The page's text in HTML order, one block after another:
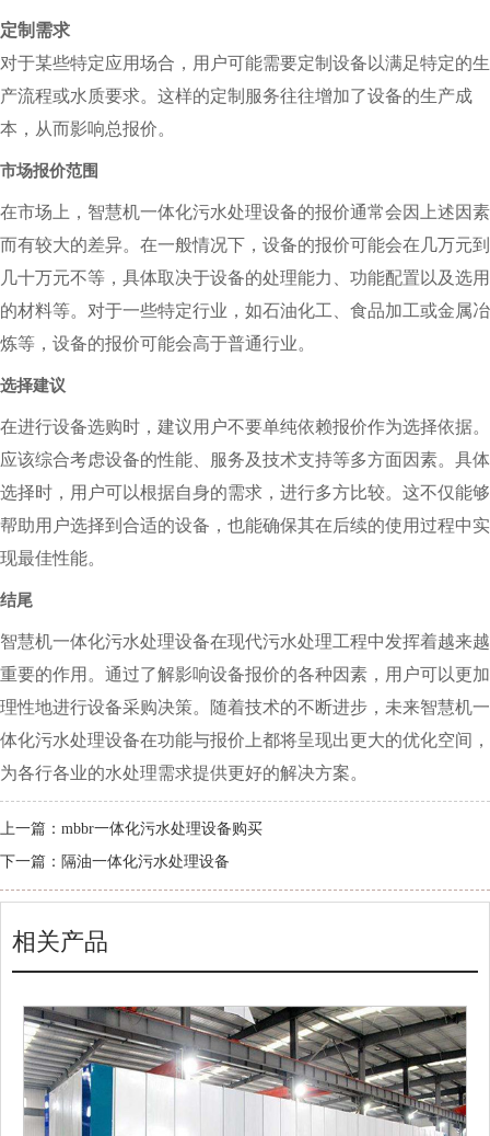
定制需求
对于某些特定应用场合，用户可能需要定制设备以满足特定的生
产流程或水质要求。这样的定制服务往往增加了设备的生产成
本，从而影响总报价。
市场报价范围
在市场上，智慧机一体化污水处理设备的报价通常会因上述因素
而有较大的差异。在一般情况下，设备的报价可能会在几万元到
几十万元不等，具体取决于设备的处理能力、功能配置以及选用
的材料等。对于一些特定行业，如石油化工、食品加工或金属冶
炼等，设备的报价可能会高于普通行业。
选择建议
在进行设备选购时，建议用户不要单纯依赖报价作为选择依据。
应该综合考虑设备的性能、服务及技术支持等多方面因素。具体
选择时，用户可以根据自身的需求，进行多方比较。这不仅能够
帮助用户选择到合适的设备，也能确保其在后续的使用过程中实
现最佳性能。
结尾
智慧机一体化污水处理设备在现代污水处理工程中发挥着越来越
重要的作用。通过了解影响设备报价的各种因素，用户可以更加
理性地进行设备采购决策。随着技术的不断进步，未来智慧机一
体化污水处理设备在功能与报价上都将呈现出更大的优化空间，
为各行各业的水处理需求提供更好的解决方案。
上一篇： mbbr一体化污水处理设备购买
下一篇： 隔油一体化污水处理设备
相关产品